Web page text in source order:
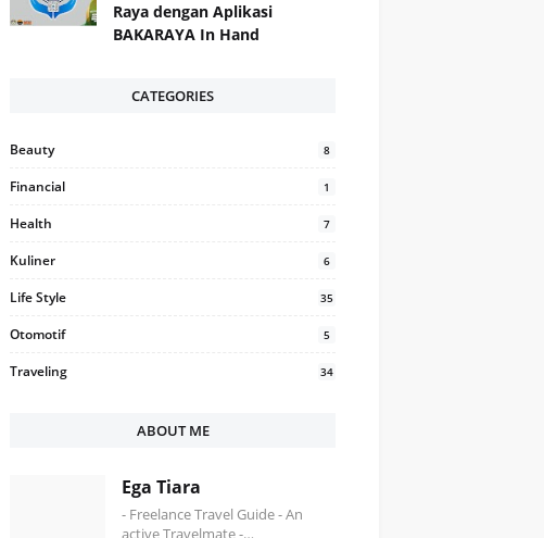
Raya dengan Aplikasi
BAKARAYA In Hand
CATEGORIES
Beauty 8
Financial 1
Health 7
Kuliner 6
Life Style 35
Otomotif 5
Traveling 34
ABOUT ME
Ega Tiara
- Freelance Travel Guide - An
active Travelmate -…